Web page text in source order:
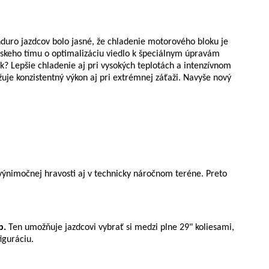
jazdcov bolo jasné, že chladenie motorového bloku je
tímu o optimalizáciu viedlo k špeciálnym úpravám
Lepšie chladenie aj pri vysokých teplotách a intenzívnom
konzistentný výkon aj pri extrémnej záťaži. Navyše nový
hravosti aj v technicky náročnom teréne. Preto
Ten umožňuje jazdcovi vybrať si medzi plne 29" koliesami,